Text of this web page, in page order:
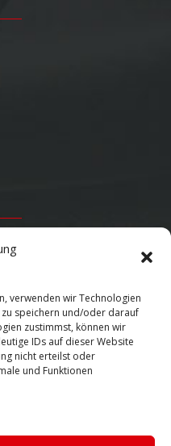
verwenden wir Technologien
speichern und/oder darauf
zustimmst, können wir
IDs auf dieser Website
nicht erteilst oder
und Funktionen